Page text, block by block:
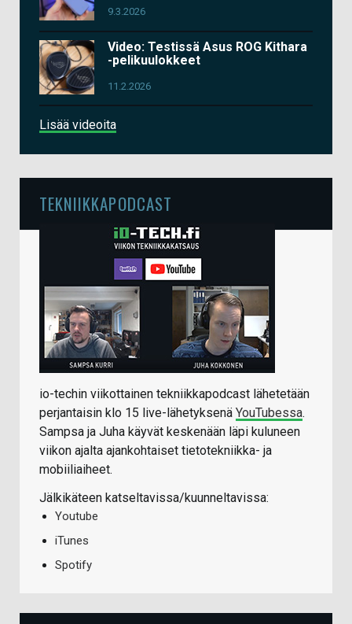
9.3.2026
Video: Testissä Asus ROG Kithara
-pelikuulokkeet
11.2.2026
Lisää videoita
TEKNIIKKAPODCAST
io-techin viikottainen tekniikkapodcast lähetetään
perjantaisin klo 15 live-lähetyksenä YouTubessa.
Sampsa ja Juha käyvät keskenään läpi kuluneen
viikon ajalta ajankohtaiset tietotekniikka- ja
mobiiliaiheet.
Jälkikäteen katseltavissa/kuunneltavissa:
Youtube
iTunes
Spotify